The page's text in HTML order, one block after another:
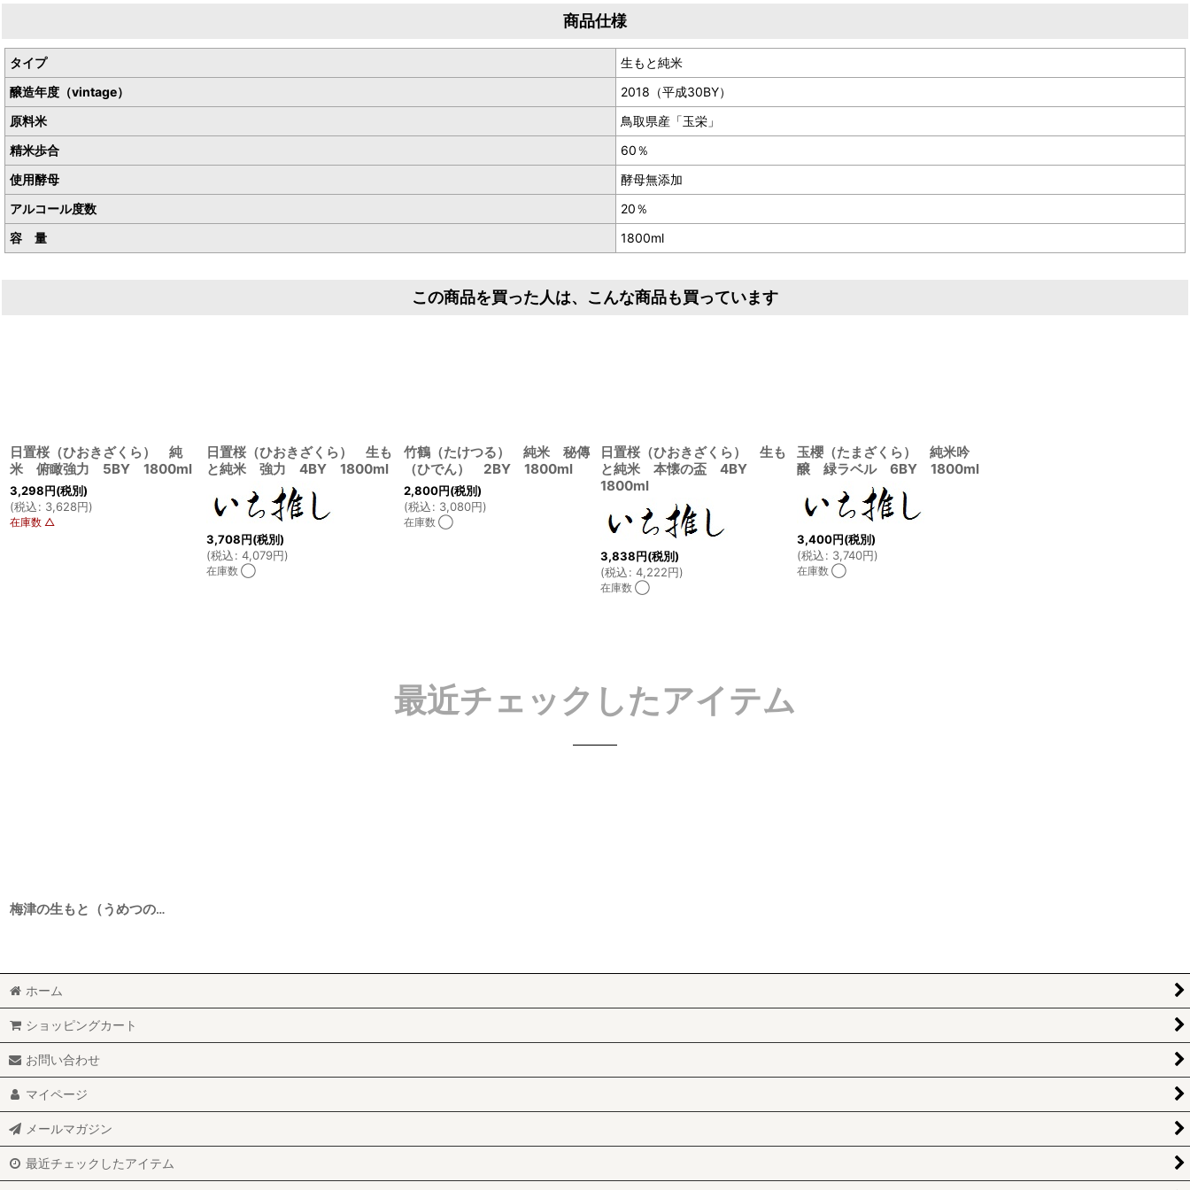
商品仕様
タイプ
生もと純米
醸造年度（vintage）
2018（平成30BY）
原料米
鳥取県産「玉栄」
精米歩合
60％
使用酵母
酵母無添加
アルコール度数
20％
容 量
1800ml
この商品を買った人は、こんな商品も買っています
日置桜（ひおきざくら） 純
米 俯瞰強力 5BY 1800ml
3,298円(税別)
(税込: 3,628円)
在庫数 △
日置桜（ひおきざくら） 生も
と純米 強力 4BY 1800ml
3,708円(税別)
(税込: 4,079円)
在庫数 ◯
竹鶴（たけつる） 純米 秘傳
（ひでん） 2BY 1800ml
2,800円(税別)
(税込: 3,080円)
在庫数 ◯
日置桜（ひおきざくら） 生も
と純米 本懐の盃 4BY
1800ml
3,838円(税別)
(税込: 4,222円)
在庫数 ◯
玉櫻（たまざくら） 純米吟
醸 緑ラベル 6BY 1800ml
3,400円(税別)
(税込: 3,740円)
在庫数 ◯
最近チェックしたアイテム
梅津の生もと（うめつのきもと） 生もと純米原酒 玉栄60 30BY 1800ml
ホーム
ショッピングカート
お問い合わせ
マイページ
メールマガジン
最近チェックしたアイテム